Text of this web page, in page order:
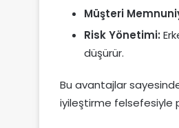
Müşteri
Risk Yönetimi:
düşürür.
Bu avantajlar
iyileştirme felsefesiyle